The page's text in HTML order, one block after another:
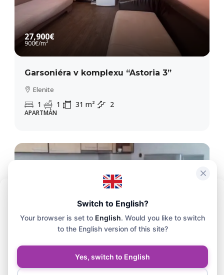
Abychom zajistili co největší pohodlí, používáme technologie, jako jsou
soubory cookie, k ukládání a/nebo přístupu k informacím o vašem
zařízení. Souhlas s těmito technologiemi nám umožní na tomto webu
zpracovávat údaje, jako je historie prohlížení nebo jedinečné
Přijmout
27,900€
900€/m²
Garsoniéra v komplexu “Astoria 3”
Elenite
1 1 31 m² 2
APARTMÁN
39,500€
Switch to English?
Your browser is set to English. Would you like to switch
to the English version of this site?
Yes, switch to English